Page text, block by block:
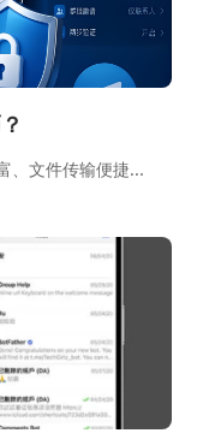
、文件传输便捷...